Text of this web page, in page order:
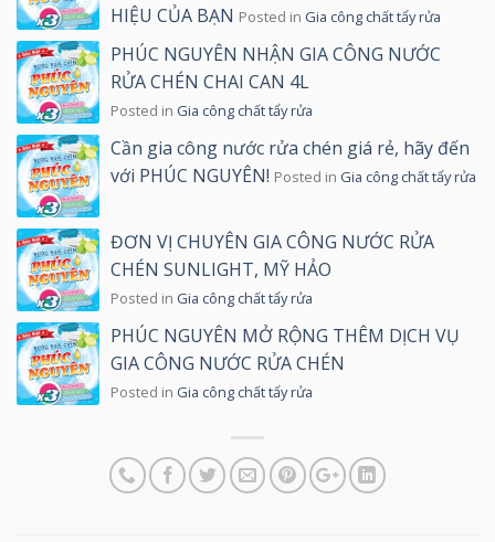
HIỆU CỦA BẠN Posted in Gia công chất tẩy rửa
PHÚC NGUYÊN NHẬN GIA CÔNG NƯỚC
RỬA CHÉN CHAI CAN 4L
Posted in Gia công chất tẩy rửa
Cần gia công nước rửa chén giá rẻ, hãy đến
với PHÚC NGUYÊN! Posted in Gia công chất tẩy rửa
ĐƠN VỊ CHUYÊN GIA CÔNG NƯỚC RỬA
CHÉN SUNLIGHT, MỸ HẢO
Posted in Gia công chất tẩy rửa
PHÚC NGUYÊN MỞ RỘNG THÊM DỊCH VỤ
GIA CÔNG NƯỚC RỬA CHÉN
Posted in Gia công chất tẩy rửa